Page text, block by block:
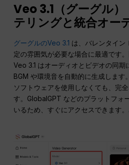
Veo 3.1（グーグル
テリングと統合オー
グーグルのVeo 3.1 は、バレンタイン
定の雰囲気が必要な場合に最適です
Veo 3.1 はオーディオとビデオの同期
BGM や環境音を自動的に生成します
ソフトウェアを使用しなくても、完
す。GlobalGPT などのプラットフォ
いるため、すぐにアクセスできます。.